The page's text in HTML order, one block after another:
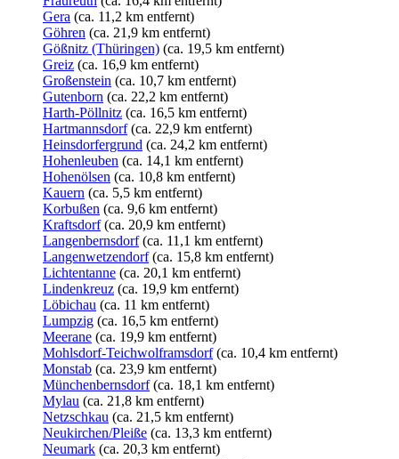
Gera (ca. 11,2 km entfernt)
Göhren (ca. 21,9 km entfernt)
Gößnitz (Thüringen) (ca. 19,5 km entfernt)
Greiz (ca. 16,9 km entfernt)
Großenstein (ca. 10,7 km entfernt)
Gutenborn (ca. 22,2 km entfernt)
Harth-Pöllnitz (ca. 16,5 km entfernt)
Hartmannsdorf(ca. 22,9 km entfernt)
Heinsdorfergrund (ca. 24,2 km entfernt)
Hohenleuben (ca. 14,1 km entfernt)
Hohenölsen (ca. 10,8 km entfernt)
Kauern (ca. 5,5 km entfernt)
Korbußen (ca. 9,6 km entfernt)
Kraftsdorf(ca. 20,9 km entfernt)
Langenbernsdorf(ca. 11,1 km entfernt)
Langenwetzendorf(ca. 15,8 km entfernt)
Lichtentanne (ca. 20,1 km entfernt)
Lindenkreuz (ca. 19,9 km entfernt)
Löbichau (ca. 11 km entfernt)
Lumpzig (ca. 16,5 km entfernt)
Meerane (ca. 19,9 km entfernt)
Mohlsdorf-Teichwolframsdorf(ca. 10,4 km entfernt)
Monstab (ca. 23,9 km entfernt)
Münchenbernsdorf(ca. 18,1 km entfernt)
Mylau (ca. 21,8 km entfernt)
Netzschkau (ca. 21,5 km entfernt)
Neukirchen/Pleiße (ca. 13,3 km entfernt)
Neumark (ca. 20,3 km entfernt)